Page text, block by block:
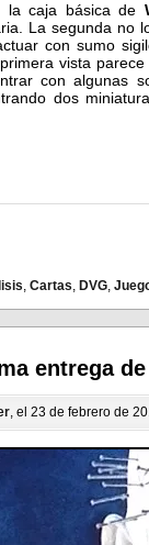
la caja básica de
La segunda no
con sumo
vista
con algunas
dos
, Cartas, DVG,
entrega
, el 23 de febrero de